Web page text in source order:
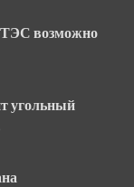
ТЭС возможно
угольный